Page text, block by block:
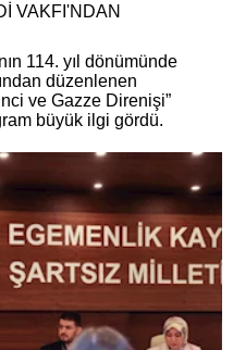
VAKFI'NDAN
114. yıl dönümünde
düzenlenen
ve Gazze Direnişi”
büyük ilgi gördü.